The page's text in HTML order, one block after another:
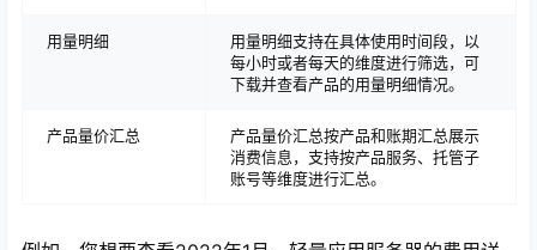
用量明细
用量明细支持在具体使用时间段，以
每小时或者每天的维度进行筛选，可
下载并查看产品的用量明细情况。
产品量价汇总
产品量价汇总按产品和账期汇总展示
消费信息，支持按产品服务、托管子
账号等维度进行汇总。